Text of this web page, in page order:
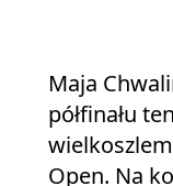
Maja
półfinału
Open. Na